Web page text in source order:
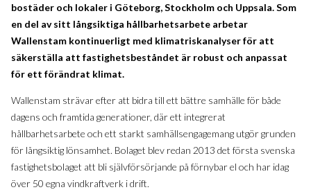
bostäder och lokaler i Göteborg, Stockholm och Uppsala. Som
en del av sitt långsiktiga hållbarhetsarbete arbetar
Wallenstam kontinuerligt med klimatriskanalyser för att
säkerställa att fastighetsbeståndet är robust och anpassat
för ett förändrat klimat.
Wallenstam strävar efter att bidra till ett bättre samhälle för både
dagens och framtida generationer, där ett integrerat
hållbarhetsarbete och ett starkt samhällsengagemang utgör grunden
för långsiktig lönsamhet. Bolaget blev redan 2013 det första svenska
fastighetsbolaget att bli självförsörjande på förnybar el och har idag
över 50 egna vindkraftverk i drift.